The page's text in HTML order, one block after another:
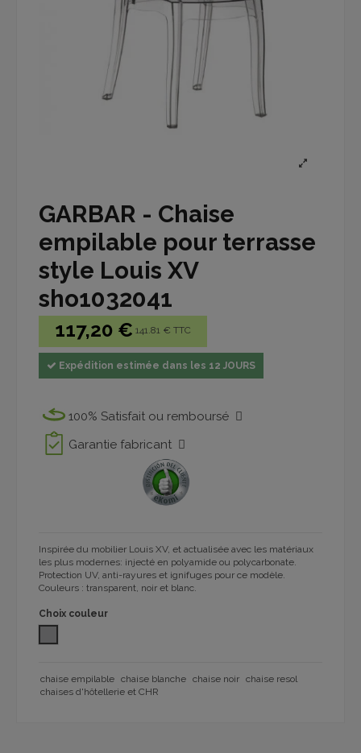
GARBAR - Chaise
empilable pour terrasse
style Louis XV
sho1032041
117,20 € 141.81 € TTC
Expédition estimée dans les 12 JOURS
100% Satisfait ou remboursé
Garantie fabricant
Inspirée du mobilier Louis XV, et actualisée avec les matériaux
les plus modernes: injecté en polyamide ou polycarbonate.
Protection UV, anti-rayures et ignifuges pour ce modèle.
Couleurs : transparent, noir et blanc.
Choix couleur
chaise empilable chaise blanche chaise noir chaise resol
chaises d'hôtellerie et CHR